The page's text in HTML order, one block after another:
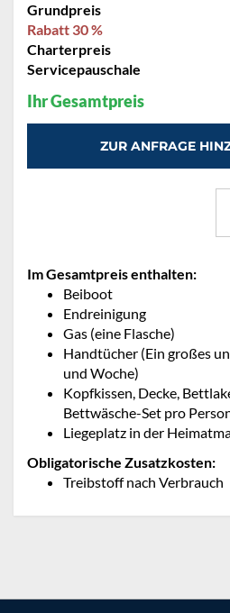
Grundpreis
Rabatt 30 %
Charterpreis
Servicepauschale
Ihr Gesamtpreis
ZUR ANFRAGE
Im Gesamtpreis enthalten:
Beiboot
Endreinigung
Gas (eine Flasche)
Handtücher (Ein großes
und Woche)
Kopfkissen, Decke,
Bettwäsche-Set pro
Liegeplatz in der
Obligatorische Zusatzkosten:
Treibstoff nach Verbrauch